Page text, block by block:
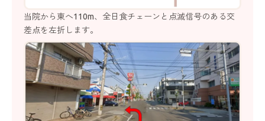
当院から東へ110m、全日食チェーンと点滅信号のある交
差点を左折します。